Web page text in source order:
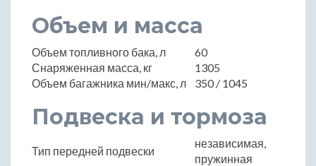
Объем и масса
Объем топливного бака, л
60
Снаряженная масса, кг
1305
Объем багажника мин/макс, л
350 / 1045
Подвеска и тормоза
Тип передней подвески
независимая,
пружинная